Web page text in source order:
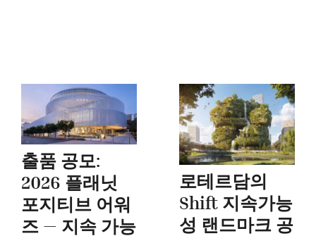
출품 공모:
2026 플래닛
포지티브 어워
즈 — 지속 가능
로테르담의
Shift 지속가능
성 랜드마크 공